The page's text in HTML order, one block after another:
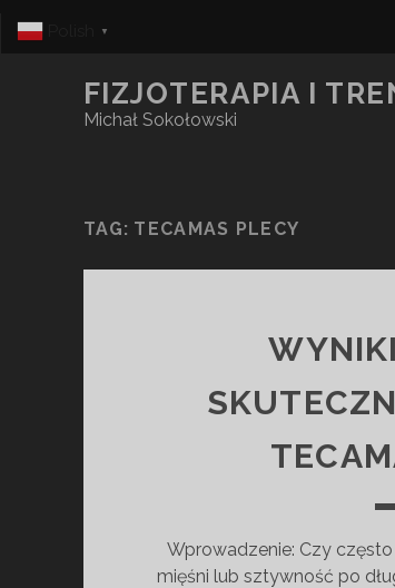
FIZJOTERAPIA I
Michał Sokołowski
TAG: TECAMAS PLECY
Wprowadzenie: Czy
mięśni lub sztywność po
▼